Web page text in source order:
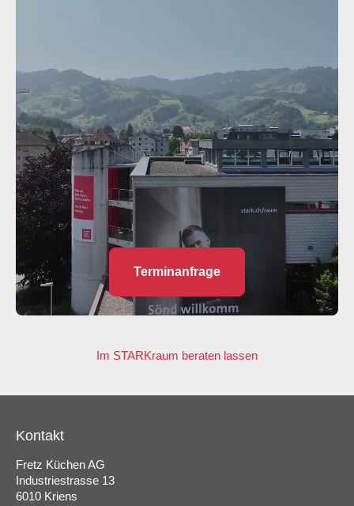
Terminanfrage
Im STARKraum beraten lassen
Kontakt
Fretz Küchen AG
Industriestrasse 13
6010 Kriens